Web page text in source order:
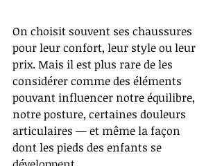
On choisit souvent ses chaussures
pour leur confort, leur style ou leur
prix. Mais il est plus rare de les
considérer comme des éléments
pouvant influencer notre équilibre,
notre posture, certaines douleurs
articulaires — et même la façon
dont les pieds des enfants se